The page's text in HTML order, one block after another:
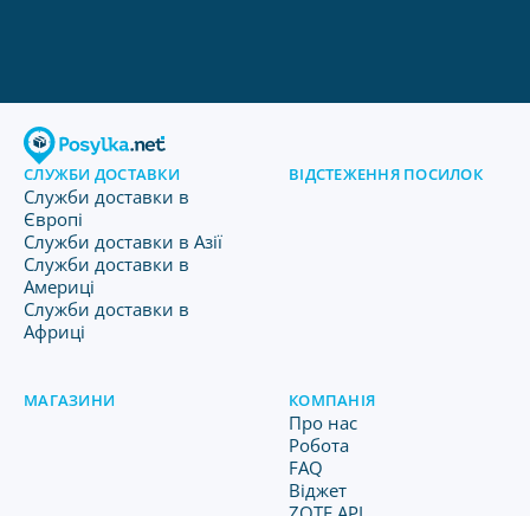
СЛУЖБИ ДОСТАВКИ
Служби доставки в
Європі
Служби доставки в Азії
Служби доставки в
Америці
Служби доставки в
Африці
ВІДСТЕЖЕННЯ ПОСИЛОК
МАГАЗИНИ КОМПАНІЯ
Про нас
Робота
FAQ
Віджет